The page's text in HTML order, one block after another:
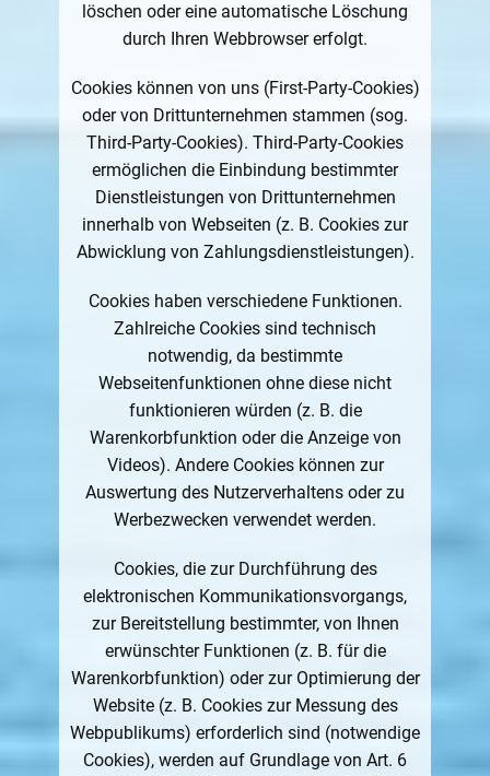
löschen oder eine automatische Löschung
durch Ihren Webbrowser erfolgt.
Cookies können von uns (First-Party-Cookies)
oder von Drittunternehmen stammen (sog.
Third-Party-Cookies). Third-Party-Cookies
ermöglichen die Einbindung bestimmter
Dienstleistungen von Drittunternehmen
innerhalb von Webseiten (z. B. Cookies zur
Abwicklung von Zahlungsdienstleistungen).
Cookies haben verschiedene Funktionen.
Zahlreiche Cookies sind technisch
notwendig, da bestimmte
Webseitenfunktionen ohne diese nicht
funktionieren würden (z. B. die
Warenkorbfunktion oder die Anzeige von
Videos). Andere Cookies können zur
Auswertung des Nutzerverhaltens oder zu
Werbezwecken verwendet werden.
Cookies, die zur Durchführung des
elektronischen Kommunikationsvorgangs,
zur Bereitstellung bestimmter, von Ihnen
erwünschter Funktionen (z. B. für die
Warenkorbfunktion) oder zur Optimierung der
Website (z. B. Cookies zur Messung des
Webpublikums) erforderlich sind (notwendige
Cookies), werden auf Grundlage von Art. 6